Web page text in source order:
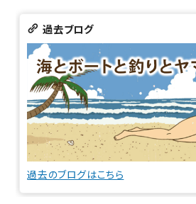
過去ブログ
過去のブログはこちら